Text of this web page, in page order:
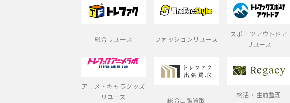
総合リユース ファッションリユース
スポーツアウトドア
リユース
アニメ・キャラグッズ
リユース
総合出張買取
終活・生前整理